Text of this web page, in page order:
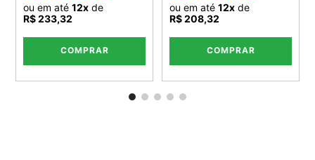
ou em até 12x de
R$ 233,32
COMPRAR
ou em até 12x de
R$ 208,32
COMPRAR